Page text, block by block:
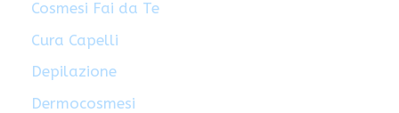
Cosmesi Fai da Te
Cura Capelli
Depilazione
Dermocosmesi